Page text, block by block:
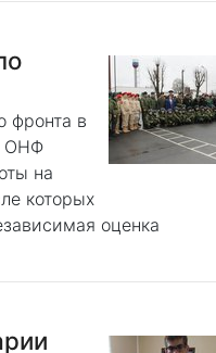
фронта в
ОНФ
на
которых
оценка